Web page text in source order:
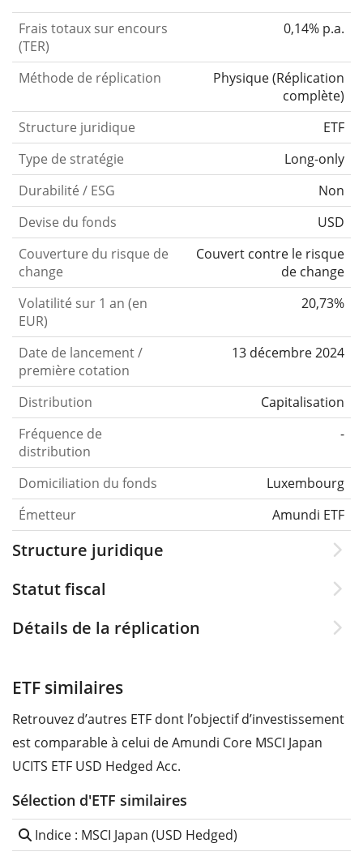
Frais totaux sur encours
(TER)
0,14% p.a.
Méthode de réplication Physique(Réplication
complète)
Structure juridique
ETF
Type de stratégie
Long-only
Durabilité / ESG
Non
Devise du fonds
USD
Couverture du risque de
change
Couvert contre le risque
de change
Volatilité sur 1 an (en
EUR)
20,73%
Date de lancement /
première cotation
13 décembre 2024
Distribution
Capitalisation
Fréquence de
distribution
-
Domiciliation du fonds
Luxembourg
Émetteur
Amundi ETF
Structure juridique
Statut fiscal
Détails de la réplication
ETF similaires
Retrouvez d’autres ETF dont l’objectif d’investissement
est comparable à celui de Amundi Core MSCI Japan
UCITS ETF USD Hedged Acc.
Sélection d'ETF similaires
Indice : MSCI Japan (USD Hedged)